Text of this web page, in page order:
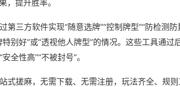
，提升胜率。
第三方软件实现“随意选牌”“控制牌型”“防检测
别好”或“透视他人牌型”的情况。这些工具通过
全性高”“不被封号”。
式搓麻，无需下载、无需注册，玩法齐全、规